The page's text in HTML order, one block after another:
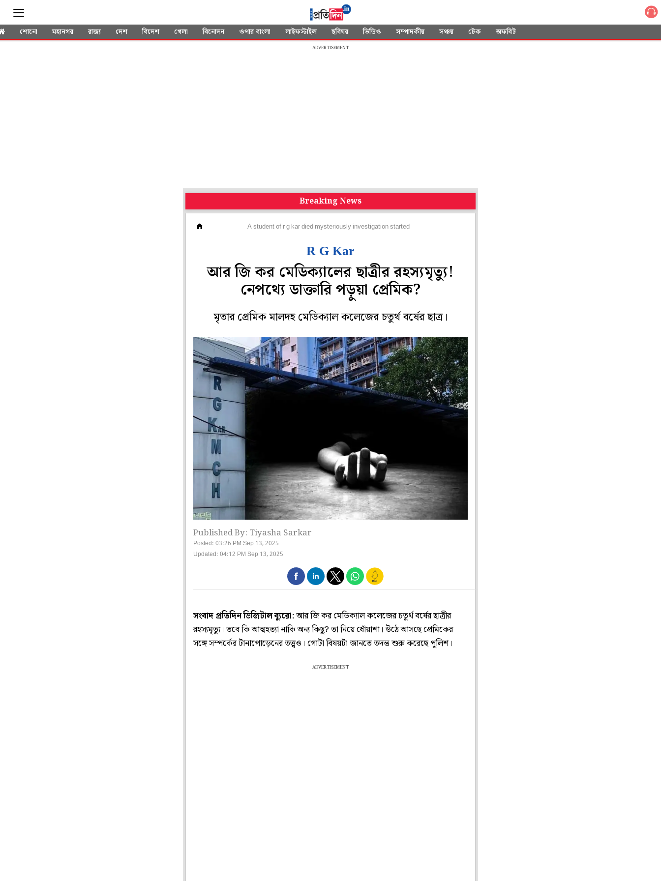
শোনো মহানগর রাজ্য দেশ বিদেশ খেলা বিনোদন ওপার বাংলা লাইফস্টাইল ছবিঘর ভিডিও সম্পাদকীয় সঞ্চয় টেক অফবিট
ADVERTISEMENT
Breaking News
A student of r g kar died mysteriously investigation started
R G Kar
আর জি কর মেডিক্যালের ছাত্রীর রহস্যমৃত্যু!
নেপথ্যে ডাক্তারি পড়ুয়া প্রেমিক?
মৃতার প্রেমিক মালদহ মেডিক্যাল কলেজের চতুর্থ বর্ষের ছাত্র।
Published By: Tiyasha Sarkar
Posted: 03:26 PM Sep 13, 2025
Updated: 04:12 PM Sep 13, 2025
সংবাদ প্রতিদিন ডিজিটাল ব্যুরো:আর জি কর মেডিক্যাল কলেজের চতুর্থ বর্ষের ছাত্রীর
রহস্যমৃত্যু। তবে কি আত্মহত্যা নাকি অন্য কিছু? তা নিয়ে ধোঁয়াশা। উঠে আসছে প্রেমিকের
সঙ্গে সম্পর্কের টানাপোড়েনের তত্ত্বও। গোটা বিষয়টা জানতে তদন্ত শুরু করেছে পুলিশ।
ADVERTISEMENT